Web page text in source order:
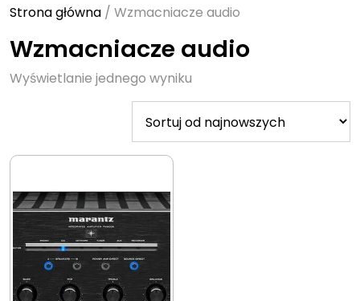
Strona główna / Wzmacniacze audio
Wzmacniacze audio
Wyświetlanie jednego wyniku